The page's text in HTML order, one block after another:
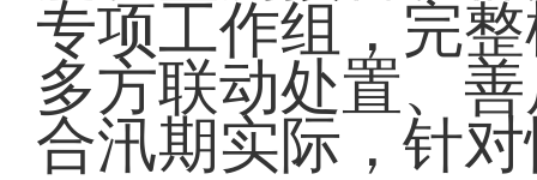
专项工作组，完
多方联动处置、
合汛期实际，针